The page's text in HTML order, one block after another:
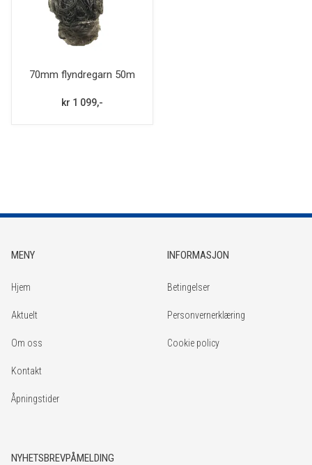
70mm flyndregarn 50m
kr 1 099,-
MENY
Hjem
Aktuelt
Om oss
Kontakt
Åpningstider
INFORMASJON
Betingelser
Personvernerklæring
Cookie policy
NYHETSBREVPÅMELDING